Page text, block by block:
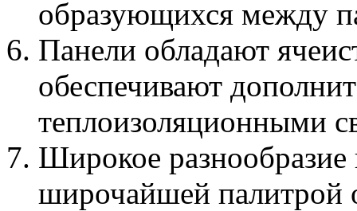
образующихся между
Панели обладают
обеспечивают
теплоизоляционными
Широкое разнообразие
широчайшей палитрой